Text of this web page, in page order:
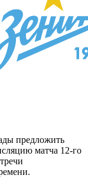
предложить
матча 12-го